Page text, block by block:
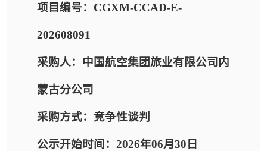
项目编号：CGXM-CCAD-E-
202608091
采购人：中国航空集团旅业有限公司内
蒙古分公司
采购方式：竞争性谈判
公示开始时间：2026年06月30日